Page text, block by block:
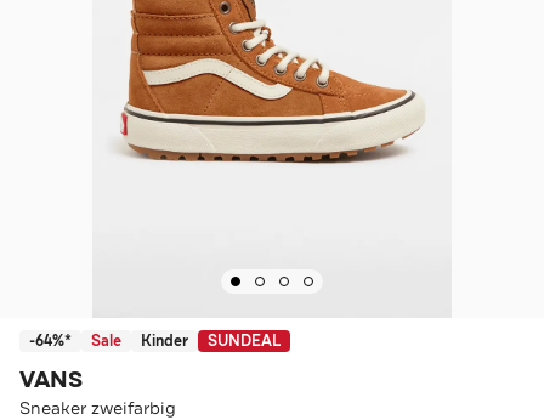
-64%* Sale Kinder SUNDEAL
VANS
Sneaker zweifarbig